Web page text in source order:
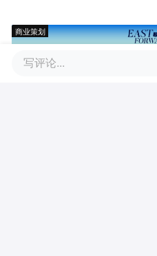
商业策划
写评论...